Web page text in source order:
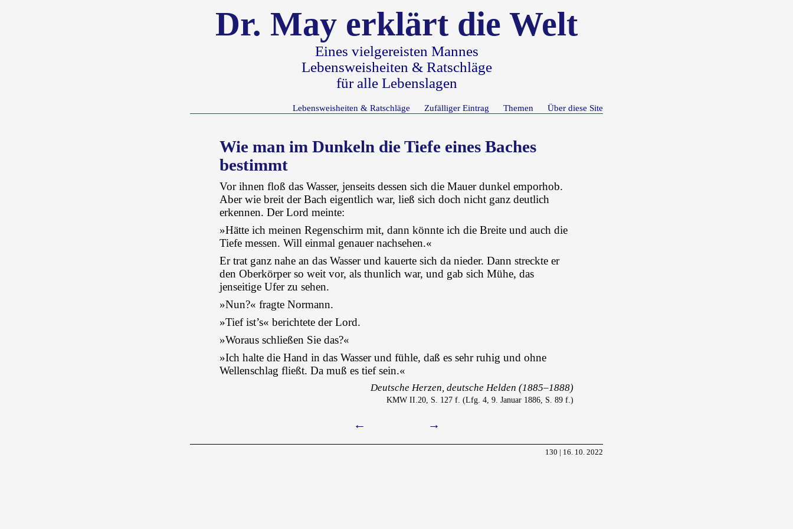
Dr. May erklärt die Welt
Eines vielgereisten Mannes
Lebensweisheiten & Ratschläge
für alle Lebenslagen
Lebensweisheiten & Ratschläge Zufälliger Eintrag Themen Über diese Site
Wie man im Dunkeln die Tiefe eines Baches
bestimmt
Vor ihnen floß das Wasser, jenseits dessen sich die Mauer dunkel emporhob.
Aber wie breit der Bach eigentlich war, ließ sich doch nicht ganz deutlich
erkennen. Der Lord meinte:
»Hätte ich meinen Regenschirm mit, dann könnte ich die Breite und auch die
Tiefe messen. Will einmal genauer nachsehen.«
Er trat ganz nahe an das Wasser und kauerte sich da nieder. Dann streckte er
den Oberkörper so weit vor, als thunlich war, und gab sich Mühe, das
jenseitige Ufer zu sehen.
»Nun?« fragte Normann.
»Tief ist’s« berichtete der Lord.
»Woraus schließen Sie das?«
»Ich halte die Hand in das Wasser und fühle, daß es sehr ruhig und ohne
Wellenschlag fließt. Da muß es tief sein.«
Deutsche Herzen, deutsche Helden (1885–1888)
KMW II.20, S. 127 f. (Lfg. 4, 9. Januar 1886, S. 89 f.)
← →
130 | 16. 10. 2022